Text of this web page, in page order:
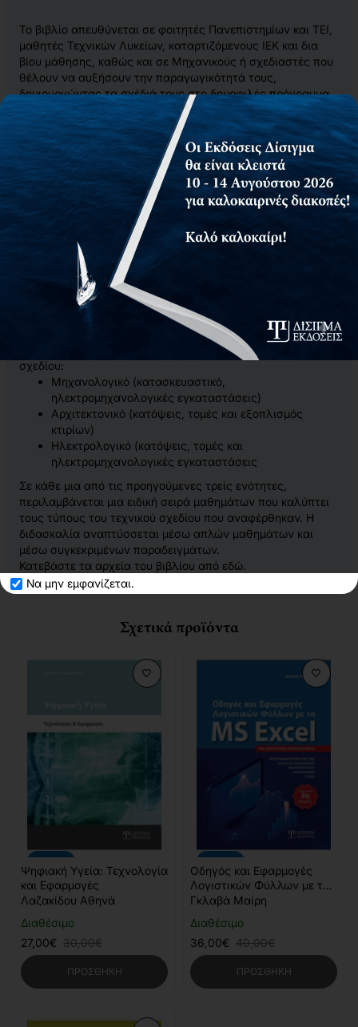
Να μην εμφανίζεται.
Το βιβλίο απευθύνεται σε φοιτητές Πανεπιστημίων και ΤΕΙ,
μαθητές Τεχνικών Λυκείων, καταρτιζόμενους ΙΕΚ και δια
βίου μάθησης, καθώς και σε Μηχανικούς ή σχεδιαστές που
θέλουν να αυξήσουν την παραγωγικότητά τους,
δημιουργώντας τα σχέδιά τους στο δημοφιλές πρόγραμμα
AutoCAD.
Το βιβλίο δεν είναι ένα ακόμη εγχειρίδιο που αναφέρει όλες
τις εντολές και τις δυνατότητες της εφαρμογής. Ο στόχος
του είναι να μάθει στο σπουδαστή, στο μαθητή ή στον
μηχανικό να σχεδιάζει άμεσα, χωρίς την πρόσληψη όλων
των γνώσεων ενός πολυσέλιδου εγχειριδίου. Για το σκοπό,
αυτό προχωρά μεθοδικά και με απλά μαθήματα να καλύψει
μια αντιπροσωπευτική γκάμα αρχιτεκτονικών,
μηχανολογικών, ηλεκτρολογικών και άλλων τύπων
σχεδίων. Ολοκληρώνοντας τα μαθήματα, ο αναγνώστης
αποκτά τις απαιτούμενες γνώσεις και ικανότητες να
υλοποιεί ολοκληρωμένες σχεδιαστικές λύσεις της
ειδικότητάς του.
Στόχος του βιβλίου είναι να αποκτήσει ο αναγνώστης την
ικανότητα να σχεδιάζει, να τροποποιεί και να διαχειρίζεται
μέσω του AutoCAD τους παρακάτω τύπους τεχνικού
σχεδίου:
Μηχανολογικό (κατασκευαστικό,
ηλεκτρομηχανολογικές εγκαταστάσεις)
Αρχιτεκτονικό (κατόψεις, τομές και εξοπλισμός
κτιρίων)
Ηλεκτρολογικό (κατόψεις, τομές και
ηλεκτρομηχανολογικές εγκαταστάσεις
Σε κάθε μια από τις προηγούμενες τρείς ενότητες,
περιλαμβάνεται μια ειδική σειρά μαθημάτων που καλύπτει
τους τύπους του τεχνικού σχεδίου που αναφέρθηκαν. Η
διδασκαλία αναπτύσσεται μέσω απλών μαθημάτων και
μέσω συγκεκριμένων παραδειγμάτων.
Κατεβάστε τα αρχεία του βιβλίου από εδώ.
Σχετικά προϊόντα
Διαθέσιμο
Ψηφιακή Υγεία: Τεχνολογία
και Εφαρμογές
Λαζακίδου Αθηνά
27,00€ 30,00€
ΠΡΟΣΘΉΚΗ
Διαθέσιμο
Οδηγός και Εφαρμογές
Λογιστικών Φύλλων με το
MS Excel
Γκλαβά Μαίρη
36,00€ 40,00€
ΠΡΟΣΘΉΚΗ